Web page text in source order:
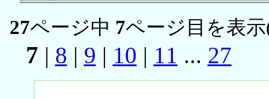
27ページ中 7ページ目を表
7 | 8 | 9 | 10 | 11 ... 27